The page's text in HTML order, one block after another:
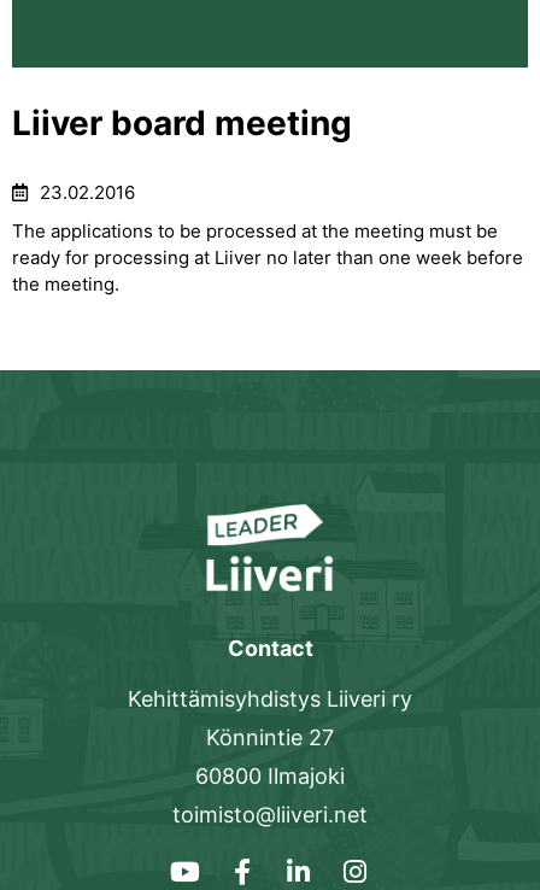
Liiver board meeting
23.02.2016
The applications to be processed at the meeting must be
ready for processing at Liiver no later than one week before
the meeting.
Contact
Kehittämisyhdistys Liiveri ry
Könnintie 27
60800 Ilmajoki
toimisto@liiveri.net